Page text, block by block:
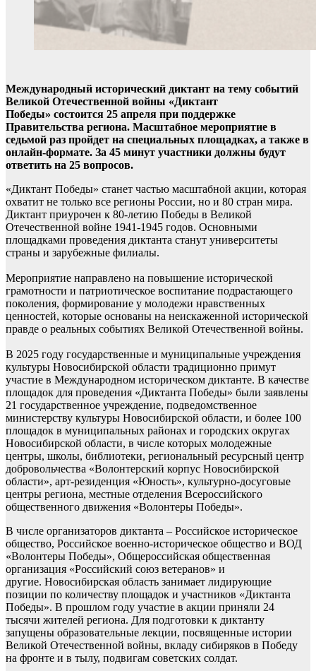
Международный исторический диктант на тему событий
Великой Отечественной войны «Диктант
Победы» состоится 25 апреля при поддержке
Правительства региона. Масштабное мероприятие в
седьмой раз пройдет на специальных площадках, а также в
онлайн-формате. За 45 минут участники должны будут
ответить на 25 вопросов.
«Диктант Победы» станет частью масштабной акции, которая
охватит не только все регионы России, но и 80 стран мира.
Диктант приурочен к 80-летию Победы в Великой
Отечественной войне 1941-1945 годов. Основными
площадками проведения диктанта станут университеты
страны и зарубежные филиалы.
Мероприятие направлено на повышение исторической
грамотности и патриотическое воспитание подрастающего
поколения, формирование у молодежи нравственных
ценностей, которые основаны на неискаженной исторической
правде о реальных событиях Великой Отечественной войны.
В 2025 году государственные и муниципальные учреждения
культуры Новосибирской области традиционно примут
участие в Международном историческом диктанте. В качестве
площадок для проведения «Диктанта Победы» были заявлены
21 государственное учреждение, подведомственное
министерству культуры Новосибирской области, и более 100
площадок в муниципальных районах и городских округах
Новосибирской области, в числе которых молодежные
центры, школы, библиотеки, региональный ресурсный центр
добровольчества «Волонтерский корпус Новосибирской
области», арт-резиденция «Юность», культурно-досуговые
центры региона, местные отделения Всероссийского
общественного движения «Волонтеры Победы».
В числе организаторов диктанта – Российское историческое
общество, Российское военно-историческое общество и ВОД
«Волонтеры Победы», Общероссийская общественная
организация «Российский союз ветеранов» и
другие. Новосибирская область занимает лидирующие
позиции по количеству площадок и участников «Диктанта
Победы». В прошлом году участие в акции приняли 24
тысячи жителей региона. Для подготовки к диктанту
запущены образовательные лекции, посвященные истории
Великой Отечественной войны, вкладу сибиряков в Победу
на фронте и в тылу, подвигам советских солдат.